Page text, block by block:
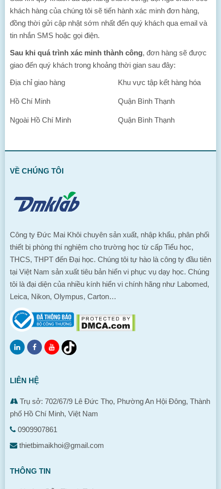
khách hàng của chúng tôi sẽ tiến hành xác minh đơn hàng,
đồng thời gửi cập nhật sớm nhất đến quý khách qua email và
tin nhắn SMS hoặc gọi điện.
Sau khi quá trình xác minh thành công, đơn hàng sẽ được
giao đến quý khách trong khoảng thời gian sau đây:
Địa chỉ giao hàng Khu vực tập kết hàng hóa
Hồ Chí Minh Quận Bình Thạnh
Ngoài Hồ Chí Minh Quận Bình Thạnh
VỀ CHÚNG TÔI
Công ty Đức Mai Khôi chuyên sản xuất, nhập khẩu, phân phối
thiết bị phòng thí nghiệm cho trường học từ cấp Tiểu học,
THCS, THPT đến Đại học. Chúng tôi tự hào là công ty đầu tiên
tại Việt Nam sản xuất tiêu bản hiển vi phục vụ dạy học. Chúng
tôi là đại diện của nhiều kính hiển vi chính hãng như Labomed,
Leica, Nikon, Olympus, Carton…
LIÊN HỆ
Trụ sở: 702/67/9 Lê Đức Thọ, Phường An Hội Đông, Thành
phố Hồ Chí Minh, Việt Nam
0909907861
thietbimaikhoi@gmail.com
THÔNG TIN